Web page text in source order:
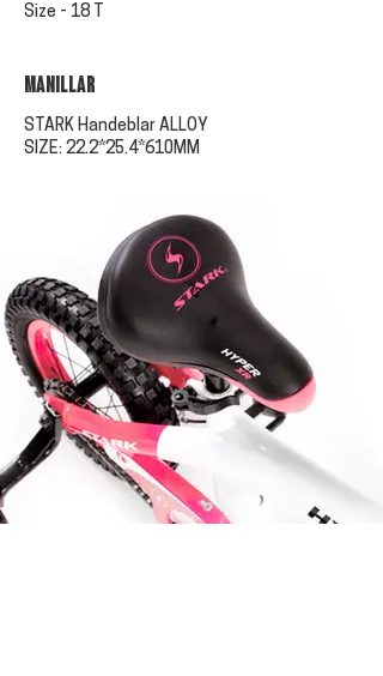
Size - 18 T
manillar
STARK Handeblar ALLOY
SIZE: 22.2*25.4*610MM